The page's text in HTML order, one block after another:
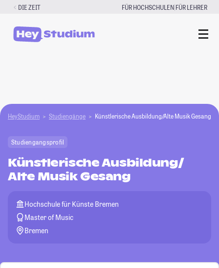
Zum
springen
DIE ZEIT FÜR HOCHSCHULEN|FÜR LEHRER
HeyStudium Studiengänge Künstlerische Ausbildung/Alte Musik Gesang
Studiengangsprofil
Künstlerische Ausbildung/
Alte Musik Gesang
Hochschule für Künste Bremen
Master of Music
Bremen